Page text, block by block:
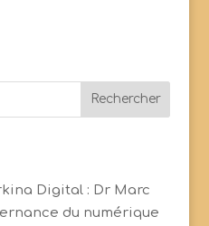
Digital : Dr Marc
du numérique